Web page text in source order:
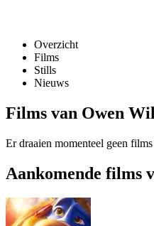
Overzicht
Films
Stills
Nieuws
Films van Owen
Er draaien momenteel geen
Aankomende films